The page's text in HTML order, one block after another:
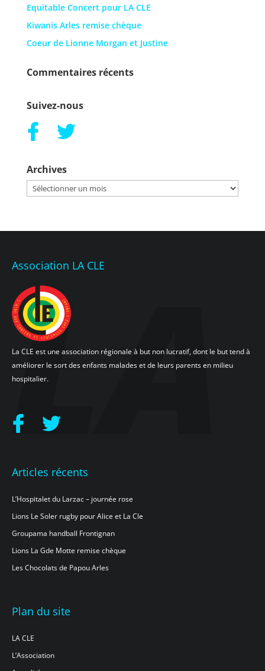
Equitable Concert pour LA CLE
Kiwanis Arles remise chèque
Coeur de Lionne Morgan et Justine
Commentaires récents
Suivez-nous
Archives
Archives
Association LA CLE
La CLE est une association régionale à but non lucratif, dont le but tend à
améliorer le sort des enfants malades et de leurs parents en milieu
hospitalier.
Articles récents
L’Hospitalet du Larzac – journée rose
Lions Le Soler rugby pour Alice et La Cle
Groupama handball Frontignan
Lions La Gde Motte remise chèque
Les Chocolats de Papou Arles
Plan du site
LA CLE
L’Association